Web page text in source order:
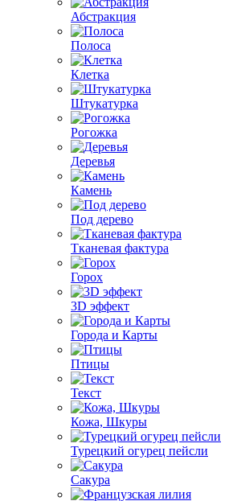
Абстракция
Полоса
Клетка
Штукатурка
Рогожка
Деревья
Камень
Под дерево
Тканевая фактура
Горох
3D эффект
Города и Карты
Птицы
Текст
Кожа, Шкуры
Турецкий огурец пейсли
Сакура